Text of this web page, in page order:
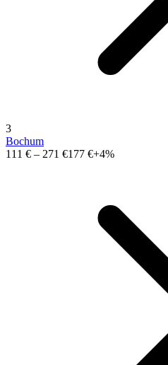
3
Bochum
111 € – 271 €177 €+4%